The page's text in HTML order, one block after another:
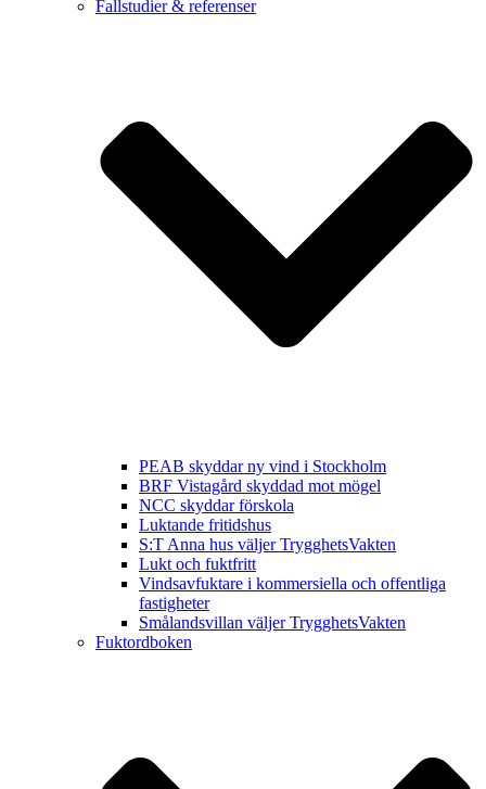
Fallstudier & referenser
PEAB skyddar ny vind i Stockholm
BRF Vistagård skyddad mot mögel
NCC skyddar förskola
Luktande fritidshus
S:T Anna hus väljer TrygghetsVakten
Lukt och fuktfritt
Vindsavfuktare i kommersiella och offentliga
fastigheter
Smålandsvillan väljer TrygghetsVakten
Fuktordboken